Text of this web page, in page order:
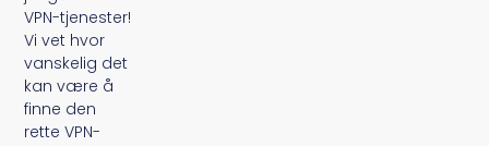
VPN-tjenester!
Vi vet hvor
vanskelig det
kan være å
finne den
rette VPN-